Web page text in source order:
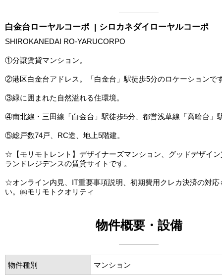
白金台ローヤルコーポ | シロカネダイローヤルコーポ
SHIROKANEDAI RO-YARUCORPO
①分譲賃貸マンション。
②港区白金台アドレス。「白金台」駅徒歩5分のロケーションで
③緑に囲まれた自然溢れる住環境。
④南北線・三田線「白金台」駅徒歩5分、都営浅草線「高輪台」
⑤総戸数74戸、RC造、地上5階建。
☆【モリモトレント】デザイナーズマンション、グッドデザイ
ランドレジデンスの賃貸サイトです。
☆オンライン内見、IT重要事項説明、初期費用クレカ決済の対応
い。㈱モリモトクオリティ
物件概要・設備
物件種別 マンション